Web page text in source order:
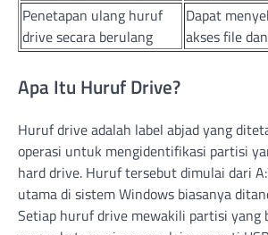
Penetapan ulang huruf
drive secara berulang
Dapat
akses file
Apa Itu Huruf Drive?
Huruf drive adalah label abjad yang
operasi untuk mengidentifikasi partisi
hard drive. Huruf tersebut dimulai dari
utama di sistem Windows biasanya
Setiap huruf drive mewakili partisi yang